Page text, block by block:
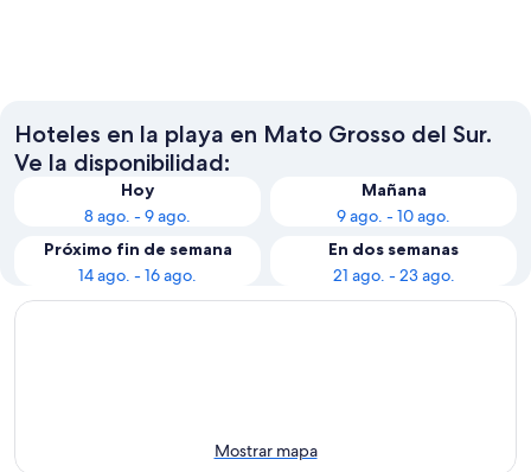
Hoteles en la playa en Mato Grosso del Sur.
Ve la disponibilidad:
Hoy
8 ago. - 9 ago.
Mañana
9 ago. - 10 ago.
Próximo fin de semana
14 ago. - 16 ago.
En dos semanas
21 ago. - 23 ago.
Mostrar mapa